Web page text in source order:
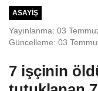
ASAYIŞ
Yayınlanma: 03
Güncelleme: 03
7 işçinin